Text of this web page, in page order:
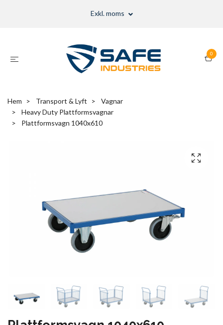
Exkl. moms
0
Hem Transport & Lyft
Vagnar
Heavy Duty Plattformsvagnar
Plattformsvagn 1040x610